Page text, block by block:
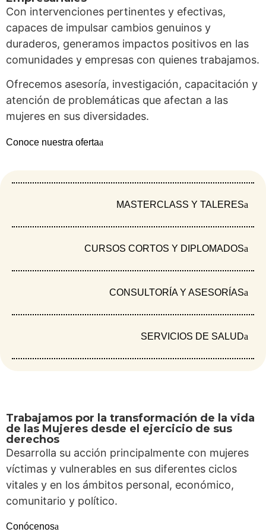
Con intervenciones pertinentes y efectivas,
capaces de impulsar cambios genuinos y
duraderos, generamos impactos positivos en las
comunidades y empresas con quienes trabajamos.
Ofrecemos asesoría, investigación, capacitación y
atención de problemáticas que afectan a las
mujeres en sus diversidades.
Conoce nuestra oferta
MASTERCLASS Y TALERES
CURSOS CORTOS Y DIPLOMADOS
CONSULTORÍA Y ASESORÍAS
SERVICIOS DE SALUD
Trabajamos por la transformación de la vida
de las Mujeres desde el ejercicio de sus
derechos
Desarrolla su acción principalmente con mujeres
víctimas y vulnerables en sus diferentes ciclos
vitales y en los ámbitos personal, económico,
comunitario y político.
Conócenos
Acciones Locales (JAL-JAC) de las
comunidades priorizadas en el área rural y
urbana del municipio de Bucaramanga para la
participación e incidencia desde la Equidad de
género.
En este proceso participaran 70 jóvenes y 60
mujeres pertenecientes a los barrios Granjas
Julio Rincón, la Gloria, Miramanga y Primero de
Mayo y del corregimiento I (veredas San pedro
Este proyecto constituye una apuesta por el
relevo generacional en los gobiernos locales
sus conocimientos con las nuevas
De esta manera cada manada de animales del
compromisos que deberán adoptar.
Comparte este contenido en: